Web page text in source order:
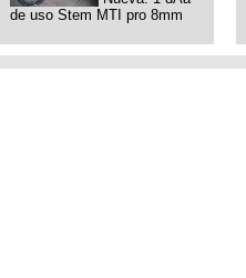
de uso Stem MTI pro 8mm